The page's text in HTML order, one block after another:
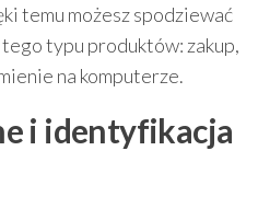
temu możesz spodziewać
typu produktów: zakup,
na komputerze.
i identyfikacja